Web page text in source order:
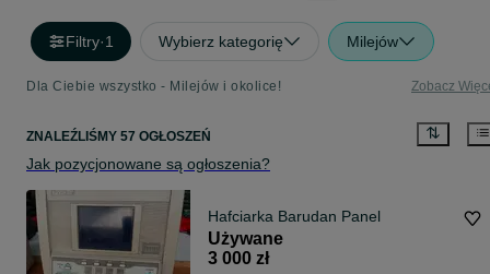
Filtry·1 Wybierz kategorię Milejów
Dla Ciebie wszystko - Milejów i okolice! Zobacz
ZNALEŹLIŚMY 57 OGŁOSZEŃ
Jak pozycjonowane są ogłoszenia?
Hafciarka Barudan Panel
Używane
3 000 zł